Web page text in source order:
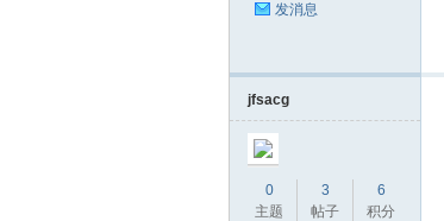
发消息
jfsacg
0
主题
3
帖子
6
积分